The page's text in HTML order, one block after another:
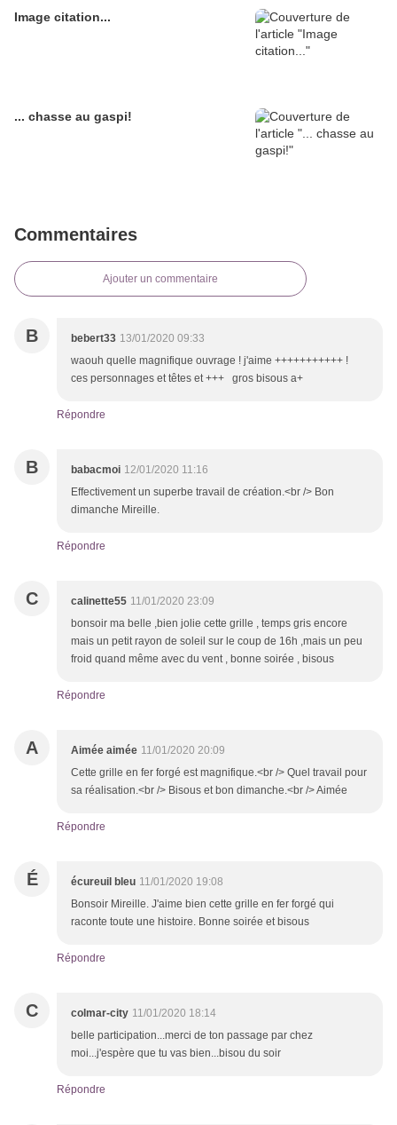
Image citation...
... chasse au gaspi!
Commentaires
Ajouter un commentaire
B bebert33 13/01/2020 09:33
waouh quelle magnifique ouvrage ! j'aime +++++++++++ !
ces personnages et têtes et +++ gros bisous a+
Répondre
B babacmoi 12/01/2020 11:16
Effectivement un superbe travail de création.<br /> Bon
dimanche Mireille.
Répondre
C calinette55 11/01/2020 23:09
bonsoir ma belle ,bien jolie cette grille , temps gris encore
mais un petit rayon de soleil sur le coup de 16h ,mais un peu
froid quand même avec du vent , bonne soirée , bisous
Répondre
A Aimée aimée 11/01/2020 20:09
Cette grille en fer forgé est magnifique.<br /> Quel travail pour
sa réalisation.<br /> Bisous et bon dimanche.<br /> Aimée
Répondre
É écureuil bleu 11/01/2020 19:08
Bonsoir Mireille. J'aime bien cette grille en fer forgé qui
raconte toute une histoire. Bonne soirée et bisous
Répondre
C colmar-city 11/01/2020 18:14
belle participation...merci de ton passage par chez
moi...j'espère que tu vas bien...bisou du soir
Répondre